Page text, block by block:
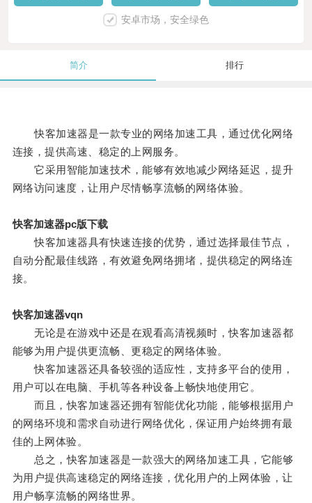
安卓市场，安全绿色
简介 排行
快客加速器是一款专业的网络加速工具，通过优化网络
连接，提供高速、稳定的上网服务。
它采用智能加速技术，能够有效地减少网络延迟，提升
网络访问速度，让用户尽情畅享流畅的网络体验。
快客加速器pc版下载
快客加速器具有快速连接的优势，通过选择最佳节点，
自动分配最佳线路，有效避免网络拥堵，提供稳定的网络连
接。
快客加速器vqn
无论是在游戏中还是在观看高清视频时，快客加速器都
能够为用户提供更流畅、更稳定的网络体验。
快客加速器还具备较强的适应性，支持多平台的使用，
用户可以在电脑、手机等各种设备上畅快地使用它。
而且，快客加速器还拥有智能优化功能，能够根据用户
的网络环境和需求自动进行网络优化，保证用户始终拥有最
佳的上网体验。
总之，快客加速器是一款强大的网络加速工具，它能够
为用户提供高速稳定的网络连接，优化用户的上网体验，让
用户畅享流畅的网络世界。